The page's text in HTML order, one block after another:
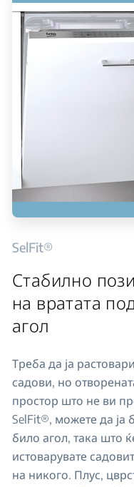
SelFit®
Стабилно
на вратата
агол
Треба да ја
садови, но
простор што не ви
SelFit®, можете да ја
било агол, така што
истоварувате
на никого. Плус,